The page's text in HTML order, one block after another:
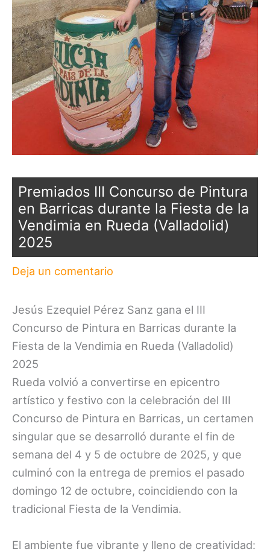
Premiados III Concurso de Pintura
en Barricas durante la Fiesta de la
Vendimia en Rueda (Valladolid)
2025
Deja un comentario
Jesús Ezequiel Pérez Sanz gana el III
Concurso de Pintura en Barricas durante la
Fiesta de la Vendimia en Rueda (Valladolid)
2025
Rueda volvió a convertirse en epicentro
artístico y festivo con la celebración del III
Concurso de Pintura en Barricas, un certamen
singular que se desarrolló durante el fin de
semana del 4 y 5 de octubre de 2025, y que
culminó con la entrega de premios el pasado
domingo 12 de octubre, coincidiendo con la
tradicional Fiesta de la Vendimia.
El ambiente fue vibrante y lleno de creatividad: